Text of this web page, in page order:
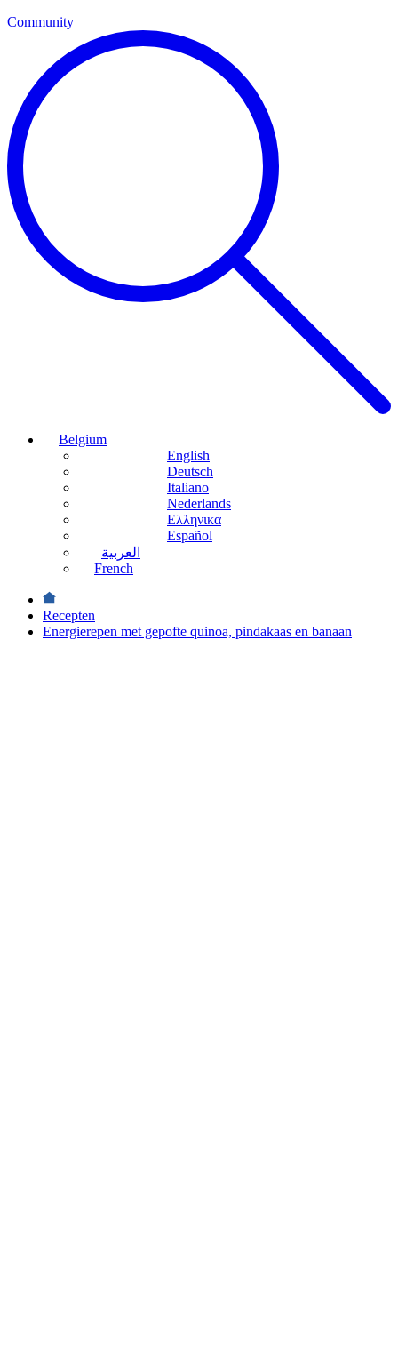
Community
Belgium
English
Deutsch
Italiano
Nederlands
Ελληνικα
Español
العربية
French
Recepten
Energierepen met gepofte quinoa, pindakaas en banaan